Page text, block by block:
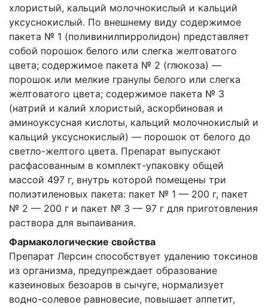
хлористый, кальций молочнокислый и кальций
уксуснокислый. По внешнему виду содержимое
пакета № 1 (поливинилпирролидон) представляет
собой порошок белого или слегка желтоватого
цвета; содержимое пакета № 2 (глюкоза) —
порошок или мелкие гранулы белого или слегка
желтоватого цвета; содержимое пакета № 3
(натрий и калий хлористый, аскорбиновая и
аминоуксусная кислоты, кальций молочнокислый и
кальций уксуснокислый) — порошок от белого до
светло-желтого цвета. Препарат выпускают
расфасованным в комплект-упаковку общей
массой 497 г, внутрь которой помещены три
полиэтиленовых пакета: пакет № 1 — 200 г, пакет
№ 2 — 200 г и пакет № 3 — 97 г для приготовления
раствора для выпаивания.
Фармакологические свойства
Препарат Лерсин способствует удалению токсинов
из организма, предупреждает образование
казеиновых безоаров в сычуге, нормализует
водно-солевое равновесие, повышает аппетит,